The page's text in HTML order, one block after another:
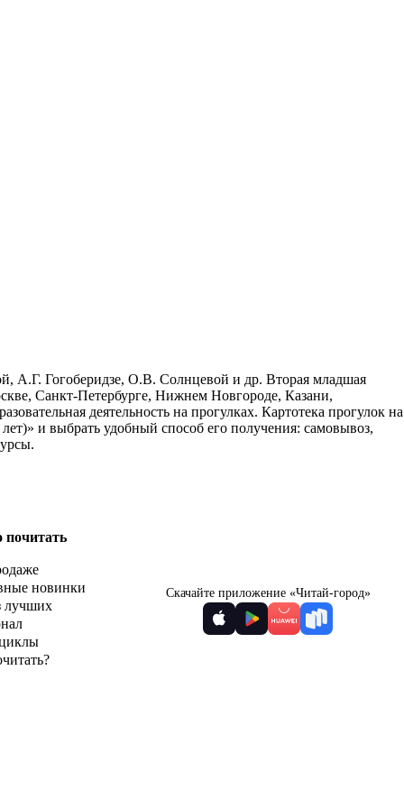
А.Г. Гогоберидзе, О.В. Солнцевой и др. Вторая младшая
Санкт-Петербурге, Нижнем Новгороде, Казани,
деятельность на прогулках. Картотека прогулок на
и выбрать удобный способ его получения: самовывоз,
почитать
новинки
лучших
Скачайте приложение «Читай-город»